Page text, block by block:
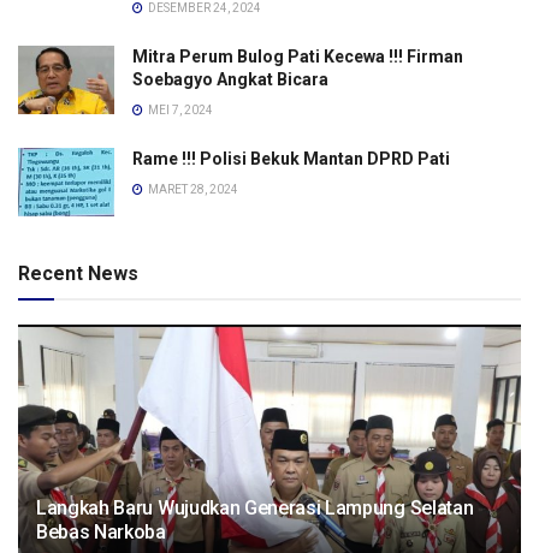
DESEMBER 24, 2024
Mitra Perum Bulog Pati Kecewa !!! Firman
Soebagyo Angkat Bicara
MEI 7, 2024
Rame !!! Polisi Bekuk Mantan DPRD Pati
MARET 28, 2024
Recent News
Langkah Baru Wujudkan Generasi Lampung Selatan
Bebas Narkoba